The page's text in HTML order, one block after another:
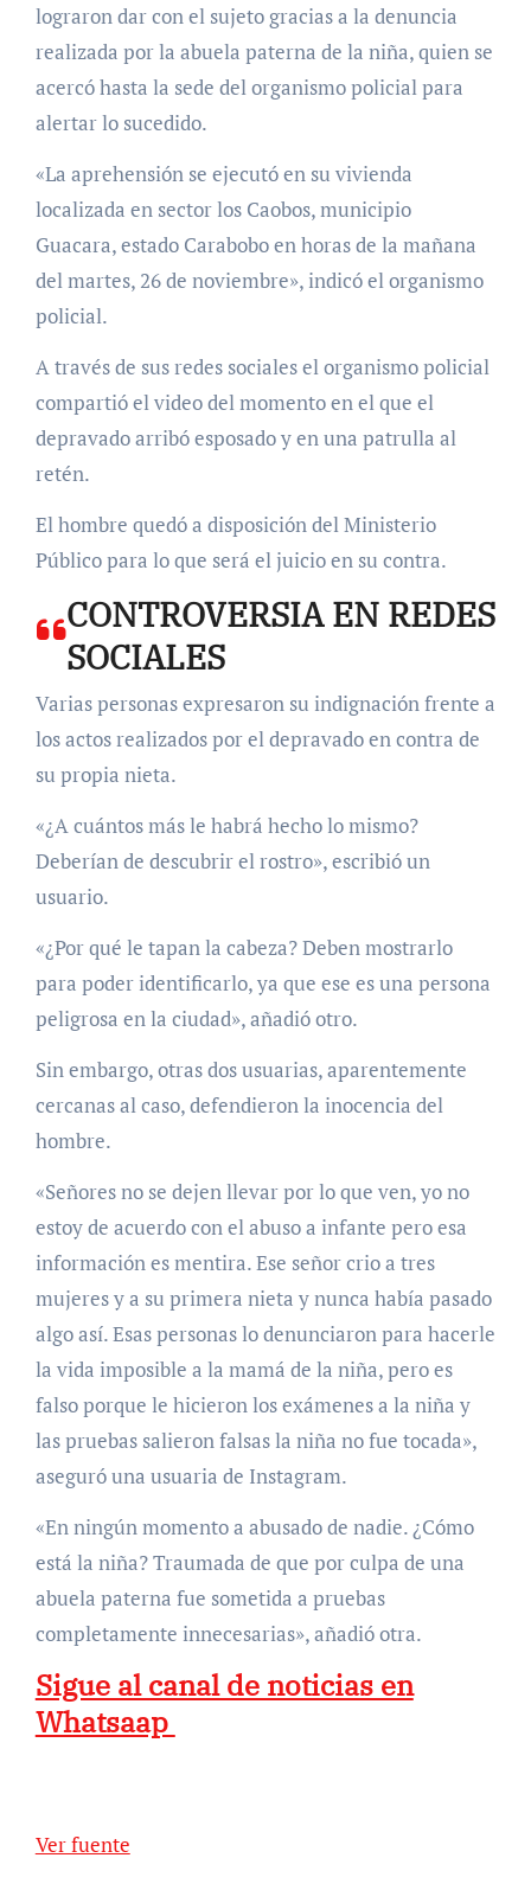
lograron dar con el sujeto gracias a la denuncia
realizada por la abuela paterna de la niña, quien se
acercó hasta la sede del organismo policial para
alertar lo sucedido.
«La aprehensión se ejecutó en su vivienda
localizada en sector los Caobos, municipio
Guacara, estado Carabobo en horas de la mañana
del martes, 26 de noviembre», indicó el organismo
policial.
A través de sus redes sociales el organismo policial
compartió el video del momento en el que el
depravado arribó esposado y en una patrulla al
retén.
El hombre quedó a disposición del Ministerio
Público para lo que será el juicio en su contra.
CONTROVERSIA EN REDES
SOCIALES
Varias personas expresaron su indignación frente a
los actos realizados por el depravado en contra de
su propia nieta.
«¿A cuántos más le habrá hecho lo mismo?
Deberían de descubrir el rostro», escribió un
usuario.
«¿Por qué le tapan la cabeza? Deben mostrarlo
para poder identificarlo, ya que ese es una persona
peligrosa en la ciudad», añadió otro.
Sin embargo, otras dos usuarias, aparentemente
cercanas al caso, defendieron la inocencia del
hombre.
«Señores no se dejen llevar por lo que ven, yo no
estoy de acuerdo con el abuso a infante pero esa
información es mentira. Ese señor crio a tres
mujeres y a su primera nieta y nunca había pasado
algo así. Esas personas lo denunciaron para hacerle
la vida imposible a la mamá de la niña, pero es
falso porque le hicieron los exámenes a la niña y
las pruebas salieron falsas la niña no fue tocada»,
aseguró una usuaria de Instagram.
«En ningún momento a abusado de nadie. ¿Cómo
está la niña? Traumada de que por culpa de una
abuela paterna fue sometida a pruebas
completamente innecesarias», añadió otra.
Sigue al canal de noticias en
Whatsaap
Ver fuente